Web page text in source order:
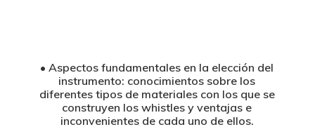
• Aspectos fundamentales en la elección del
instrumento: conocimientos sobre los
diferentes tipos de materiales con los que se
construyen los whistles y ventajas e
inconvenientes de cada uno de ellos.